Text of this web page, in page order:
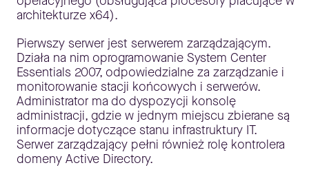
architekturze x64).
Pierwszy serwer jest serwerem zarządzającym.
Działa na nim oprogramowanie System Center
Essentials 2007, odpowiedzialne za zarządzanie i
monitorowanie stacji końcowych i serwerów.
Administrator ma do dyspozycji konsolę
administracji, gdzie w jednym miejscu zbierane są
informacje dotyczące stanu infrastruktury IT.
Serwer zarządzający pełni również rolę kontrolera
domeny Active Directory.